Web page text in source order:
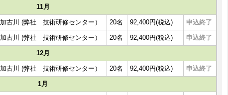
11月
加古川 (弊社 技術研修センター） 20名 92,400円(税込) 申込終了
加古川 (弊社 技術研修センター） 20名 92,400円(税込) 申込終了
12月
加古川 (弊社 技術研修センター） 20名 92,400円(税込) 申込終了
1月